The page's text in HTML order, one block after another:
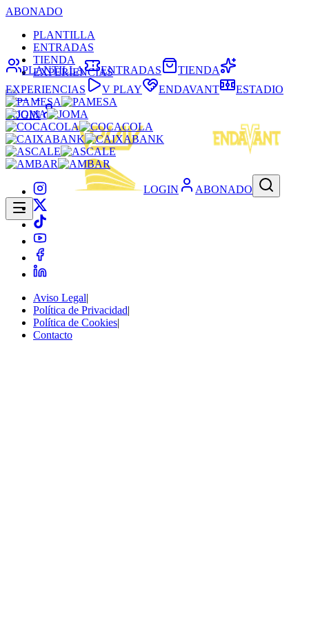
ABONADO
PLANTILLA
ENTRADAS
TIENDA
EXPERIENCIAS
LOGIN
LOGIN ABONADO
PLANTILLA ENTRADAS
TIENDA
EXPERIENCIAS
V PLAY ENDAVANT ESTADIO
Aviso Legal|
Política de Privacidad|
Política de Cookies|
Contacto